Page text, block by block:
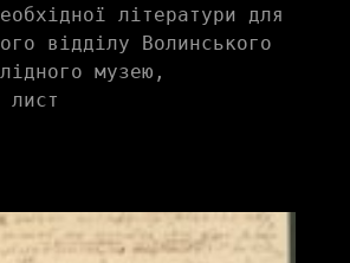
літератури для
відділу Волинського
музею,
лист